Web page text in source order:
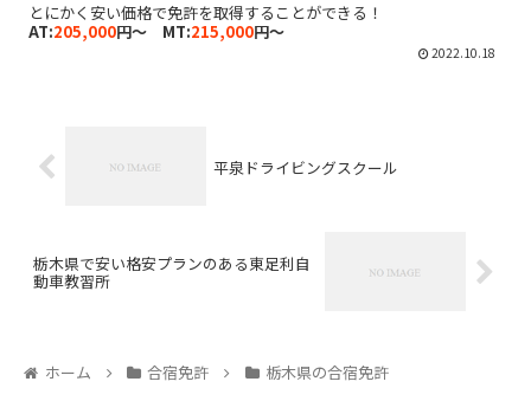
とにかく安い価格で免許を取得することができる！
AT:205,000円～ MT:215,000円～
2022.10.18
平泉ドライビングスクール
栃木県で安い格安プランのある東足利自
動車教習所
ホーム 合宿免許 栃木県の合宿免許